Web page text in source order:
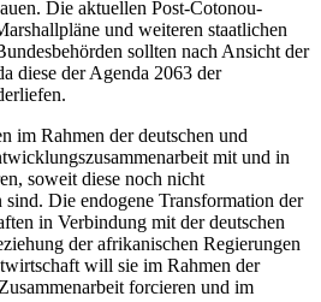
Die aktuellen Post-Cotonou-
und weiteren staatlichen
sollten nach Ansicht der
diese der Agenda 2063 der
im Rahmen der deutschen und
mit und in
soweit diese noch nicht
Die endogene Transformation der
in Verbindung mit der deutschen
der afrikanischen Regierungen
will sie im Rahmen der
forcieren und im